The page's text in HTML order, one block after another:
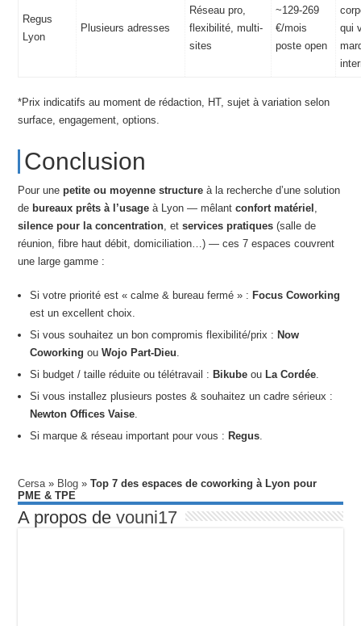
Regus
Lyon
Plusieurs adresses
Réseau pro,
flexibilité, multi-
sites
~129-269
€/mois
poste open
qui
*Prix indicatifs au moment de rédaction, HT, sujet à variation selon
surface, engagement, options.
Conclusion
Pour unepetite ou moyenne structure à la recherche d’une solution
de bureaux prêts à l’usage à Lyon — mêlantconfort matériel
silence pour la concentration , etservices pratiques (salle de
réunion, fibre haut débit, domiciliation…) — ces 7 espaces couvrent
une large gamme :
Si votre priorité est « calme & bureau fermé » : Focus Coworking
est un excellent choix.
Si vous souhaitez un bon compromis flexibilité/prix : Now
Coworking ouWojo Part-Dieu
Si budget / taille réduite ou télétravail : Bikube ou La Cordée
Si vous installez plusieurs postes & souhaitez un cadre sérieux :
Newton Offices Vaise
Si marque & réseau important pour vous : Regus
Cersa » Blog »Top 7 des espaces de coworking à Lyon pour
PME & TPE
A propos devouni17